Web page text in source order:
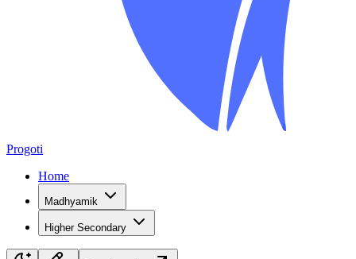
Progoti
Home
Madhyamik
Higher Secondary